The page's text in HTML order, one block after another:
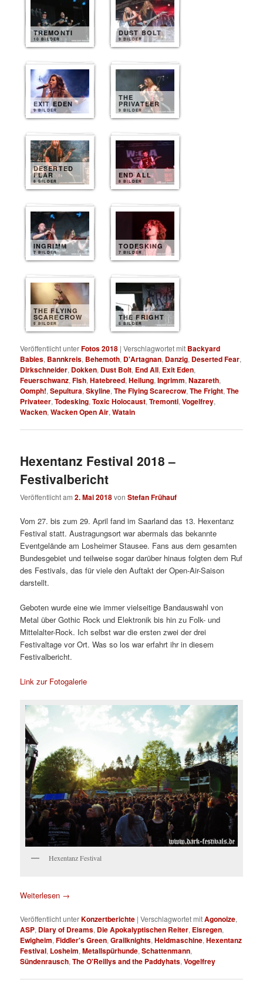
TREMONTI
10 BILDER
DUST BOLT
9 BILDER
EXIT EDEN
9 BILDER
THE
PRIVATEER
9 BILDER
DESERTED
FEAR
8 BILDER
END ALL
8 BILDER
INGRIMM
7 BILDER
TODESKING
7 BILDER
THE FLYING
SCARECROW
5 BILDER
THE FRIGHT
5 BILDER
Veröffentlicht unterFotos 2018 |Verschlagwortet mit Backyard
Babies, Bannkreis, Behemoth, D'Artagnan, Danzig, Deserted Fear,
Dirkschneider, Dokken, Dust Bolt, End All, Exit Eden,
Feuerschwanz,Fish,Hatebreed,Heilung,Ingrimm,Nazareth,
Oomph!,Sepultura,Skyline,The Flying Scarecrow,The Fright,The
Privateer,Todesking,Toxic Holocaust,Tremonti,Vogelfrey,
Wacken,Wacken Open Air,Watain
Hexentanz Festival 2018 –
Festivalbericht
Veröffentlicht am2. Mai 2018vonStefan Frühauf
Vom 27. bis zum 29. April fand im Saarland das 13. Hexentanz
Festival statt. Austragungsort war abermals das bekannte
Eventgelände am Losheimer Stausee. Fans aus dem gesamten
Bundesgebiet und teilweise sogar darüber hinaus folgten dem Ruf
des Festivals, das für viele den Auftakt der Open-Air-Saison
darstellt.
Geboten wurde eine wie immer vielseitige Bandauswahl von
Metal über Gothic Rock und Elektronik bis hin zu Folk- und
Mittelalter-Rock. Ich selbst war die ersten zwei der drei
Festivaltage vor Ort. Was so los war erfahrt ihr in diesem
Festivalbericht.
Link zur Fotogalerie
Hexentanz Festival
Weiterlesen →
Veröffentlicht unterKonzertberichte |Verschlagwortet mitAgonoize,
ASP, Diary of Dreams, Die Apokalyptischen Reiter, Eisregen,
Ewigheim,Fiddler's Green,Grailknights,Heldmaschine,Hexentanz
Festival, Losheim,Metallspürhunde,Schattenmann,
Sündenrausch,The O'Reillys and the Paddyhats,Vogelfrey